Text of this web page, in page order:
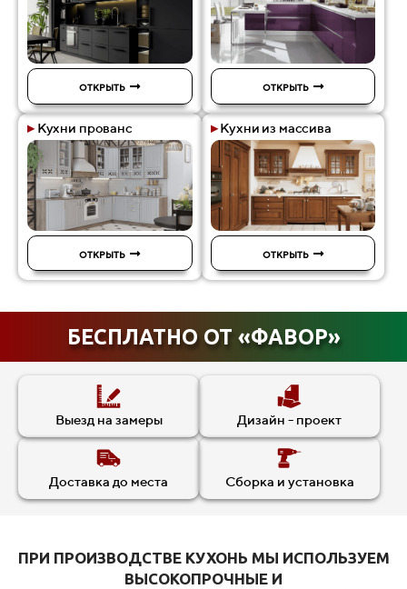
ОТКРЫТЬ ОТКРЫТЬ
▸Кухни прованс
ОТКРЫТЬ
▸Кухни из массива
ОТКРЫТЬ
БЕСПЛАТНО ОТ «ФАВОР»
Выезд на замеры Дизайн - проект
Доставка до места Сборка и установка
ПРИ ПРОИЗВОДСТВЕ КУХОНЬ МЫ ИСПОЛЬЗУЕМ
ВЫСОКОПРОЧНЫЕ И